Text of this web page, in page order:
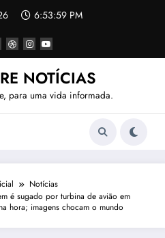
6:54:01 PM
NOTÍCIAS
para uma vida informada.
Notícias
é sugado por turbina de avião em
hora; imagens chocam o mundo